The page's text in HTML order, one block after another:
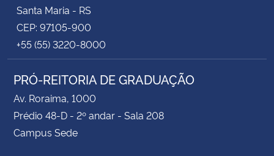
Santa Maria - RS
CEP: 97105-900
+55 (55) 3220-8000
PRÓ-REITORIA DE GRADUAÇÃO
Av. Roraima, 1000
Prédio 48-D - 2º andar - Sala 208
Campus Sede